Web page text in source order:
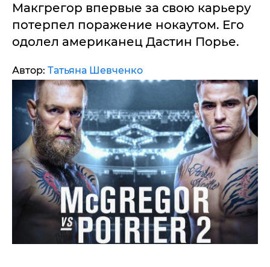
Макгрегор впервые за свою карьеру
потерпел поражение нокаутом. Его
одолел американец Дастин Порье.
Автор: Татьяна Шевченко